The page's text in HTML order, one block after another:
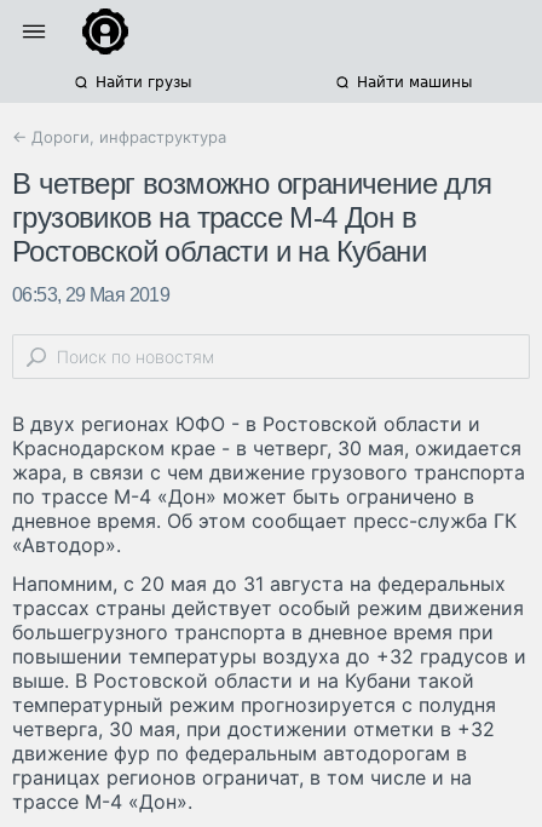
Найти грузы Найти машины
← Дороги, инфраструктура
В четверг возможно ограничение для
грузовиков на трассе М-4 Дон в
Ростовской области и на Кубани
06:53, 29 Мая 2019
В двух регионах ЮФО - в Ростовской области и
Краснодарском крае - в четверг, 30 мая, ожидается
жара, в связи с чем движение грузового транспорта
по трассе М-4 «Дон» может быть ограничено в
дневное время. Об этом сообщает пресс-служба ГК
«Автодор».
Напомним, с 20 мая до 31 августа на федеральных
трассах страны действует особый режим движения
большегрузного транспорта в дневное время при
повышении температуры воздуха до +32 градусов и
выше. В Ростовской области и на Кубани такой
температурный режим прогнозируется с полудня
четверга, 30 мая, при достижении отметки в +32
движение фур по федеральным автодорогам в
границах регионов ограничат, в том числе и на
трассе М-4 «Дон».